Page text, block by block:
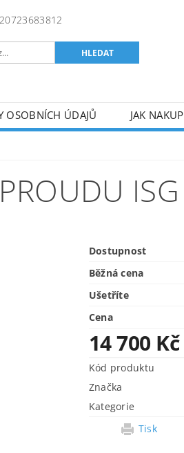
OSOBNÍCH ÚDAJŮ JAK
AKU NÁŘADÍ STAVEBNÍ STROJE
Dostupnost
Běžná cena
Ušetříte
Cena
14 700 Kč
Kód produktu
Značka
Kategorie
Tisk